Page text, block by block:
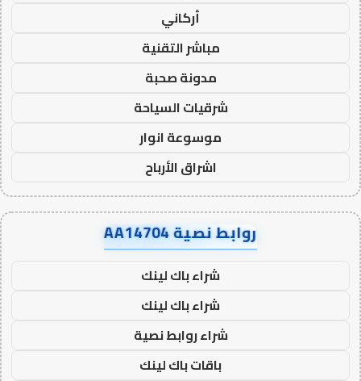
أركاني
مباشر التقنية
مدونة صحبة
شرقيات السياحة
موسوعة انوار
اشراق الأرباح
روابط نصية AA14704
شراء باك لينك
شراء باك لينك
شراء روابط نصية
باقات باك لينك